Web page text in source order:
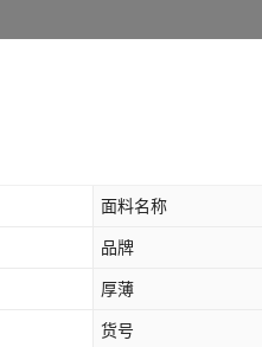
面料名称
品牌
厚薄
货号